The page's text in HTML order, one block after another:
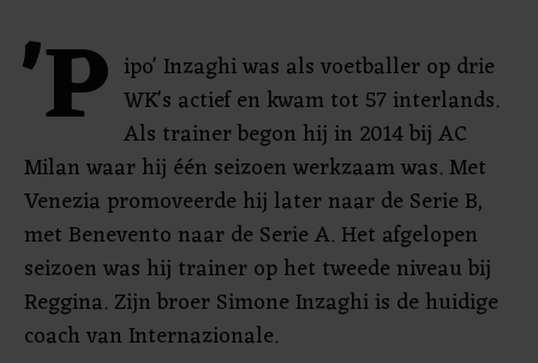
'P ipo' Inzaghi was als voetballer op drie
WK's actief en kwam tot 57 interlands.
Als trainer begon hij in 2014 bij AC
Milan waar hij één seizoen werkzaam was. Met
Venezia promoveerde hij later naar de Serie B,
met Benevento naar de Serie A. Het afgelopen
seizoen was hij trainer op het tweede niveau bij
Reggina. Zijn broer Simone Inzaghi is de huidige
coach van Internazionale.